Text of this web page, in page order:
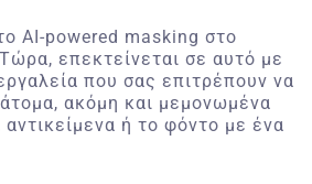
AI-powered masking στο
επεκτείνεται σε αυτό με
που σας επιτρέπουν να
ακόμη και μεμονωμένα
ή το φόντο με ένα